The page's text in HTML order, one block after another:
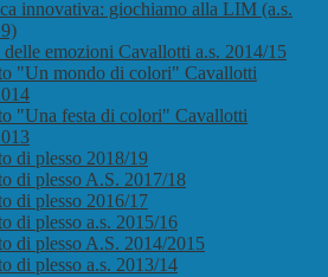
innovativa: giochiamo alla LIM (a.s.
emozioni Cavallotti a.s. 2014/15
"Un mondo di colori" Cavallotti
"Una festa di colori" Cavallotti
di plesso 2018/19
di plesso A.S. 2017/18
di plesso 2016/17
di plesso a.s. 2015/16
di plesso A.S. 2014/2015
di plesso a.s. 2013/14